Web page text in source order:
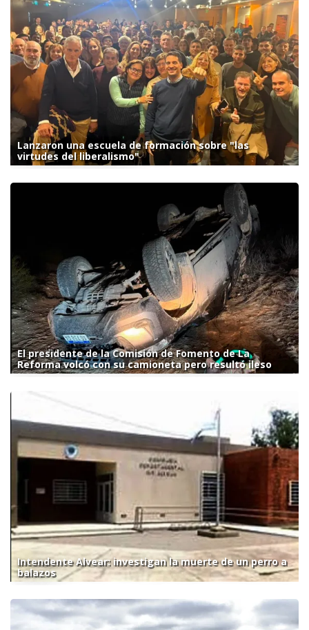
Lanzaron una escuela de formación sobre "las
virtudes del liberalismo"
El presidente de la Comisión de Fomento de La
Reforma volcó con su camioneta pero resultó ileso
Intendente Alvear: investigan la muerte de un perro a
balazos